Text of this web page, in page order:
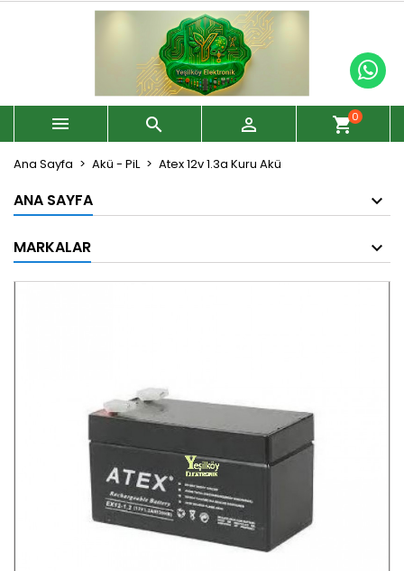
   shopping_cart0
Ana Sayfa Akü - PiL Atex 12v 1.3a Kuru Akü
ANA SAYFA
MARKALAR